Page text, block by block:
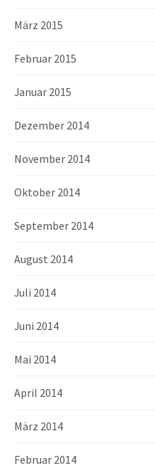
März 2015
Februar 2015
Januar 2015
Dezember 2014
November 2014
Oktober 2014
September 2014
August 2014
Juli 2014
Juni 2014
Mai 2014
April 2014
März 2014
Februar 2014